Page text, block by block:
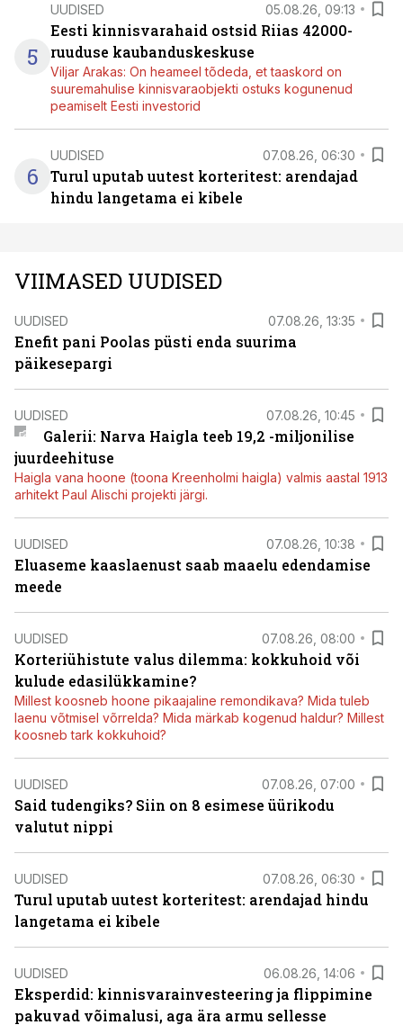
5
UUDISED 05.08.26, 09:13
Eesti kinnisvarahaid ostsid Riias 42000-
ruuduse kaubanduskeskuse
Viljar Arakas: On heameel tõdeda, et taaskord on
suuremahulise kinnisvaraobjekti ostuks kogunenud
peamiselt Eesti investorid
6
UUDISED 07.08.26, 06:30
Turul uputab uutest korteritest: arendajad
hindu langetama ei kibele
VIIMASED UUDISED
UUDISED 07.08.26, 13:35
Enefit pani Poolas püsti enda suurima
päikesepargi
UUDISED 07.08.26, 10:45
Galerii: Narva Haigla teeb 19,2 -miljonilise
juurdeehituse
Haigla vana hoone (toona Kreenholmi haigla) valmis aastal 1913
arhitekt Paul Alischi projekti järgi.
UUDISED 07.08.26, 10:38
Eluaseme kaaslaenust saab maaelu edendamise
meede
UUDISED 07.08.26, 08:00
Korteriühistute valus dilemma: kokkuhoid või
kulude edasilükkamine?
Millest koosneb hoone pikaajaline remondikava? Mida tuleb
laenu võtmisel võrrelda? Mida märkab kogenud haldur? Millest
koosneb tark kokkuhoid?
UUDISED 07.08.26, 07:00
Said tudengiks? Siin on 8 esimese üürikodu
valutut nippi
UUDISED 07.08.26, 06:30
Turul uputab uutest korteritest: arendajad hindu
langetama ei kibele
UUDISED 06.08.26, 14:06
Eksperdid: kinnisvarainvesteering ja flippimine
pakuvad võimalusi, aga ära armu sellesse